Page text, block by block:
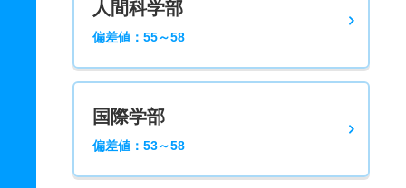
人間科学部
偏差値：55～58
国際学部
偏差値：53～58